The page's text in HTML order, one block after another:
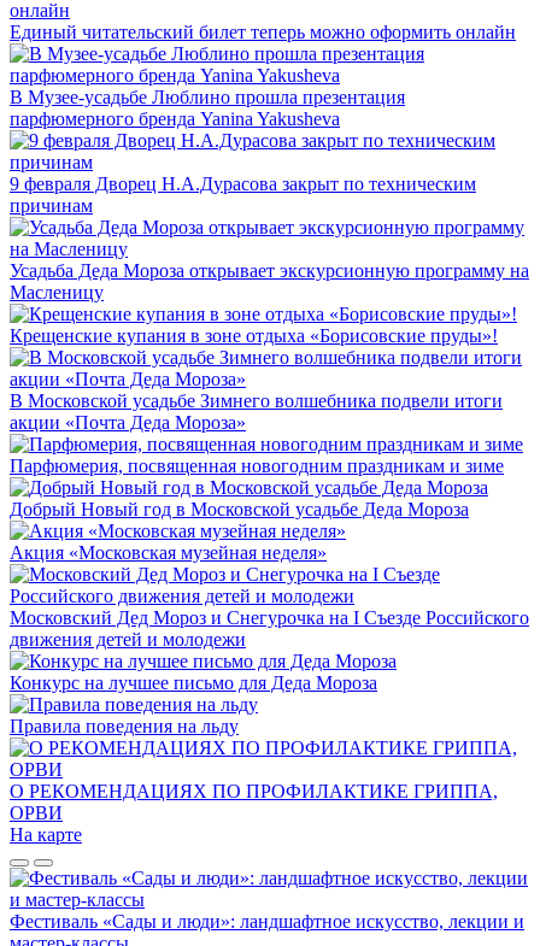
Единый читательский билет теперь можно оформить онлайн
В Музее-усадьбе Люблино прошла презентация
парфюмерного бренда Yanina Yakusheva
9 февраля Дворец Н.А.Дурасова закрыт по техническим
причинам
Усадьба Деда Мороза открывает экскурсионную программу на
Масленицу
Крещенские купания в зоне отдыха «Борисовские пруды»!
В Московской усадьбе Зимнего волшебника подвели итоги
акции «Почта Деда Мороза»
Парфюмерия, посвященная новогодним праздникам и зиме
Добрый Новый год в Московской усадьбе Деда Мороза
Акция «Московская музейная неделя»
Московский Дед Мороз и Снегурочка на I Съезде Российского
движения детей и молодежи
Конкурс на лучшее письмо для Деда Мороза
Правила поведения на льду
О РЕКОМЕНДАЦИЯХ ПО ПРОФИЛАКТИКЕ ГРИППА,
ОРВИ
На карте
Фестиваль «Сады и люди»: ландшафтное искусство, лекции и